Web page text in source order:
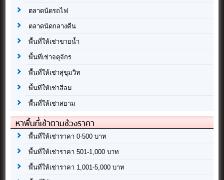
ตลาดนัดรถไฟ
ตลาดนัดกลางคืน
พื้นที่ให้เช่าขายน้ำ
พื้นที่เช่าจตุจักร
พื้นที่ให้เช่าสุขุมวิท
พื้นที่ให้เช่าสีลม
พื้นที่ให้เช่าสยาม
หาพื้นที่เช่าตามช่วงราคา
พื้นที่ให้เช่าราคา 0-500 บาท
พื้นที่ให้เช่าราคา 501-1,000 บาท
พื้นที่ให้เช่าราคา 1,001-5,000 บาท